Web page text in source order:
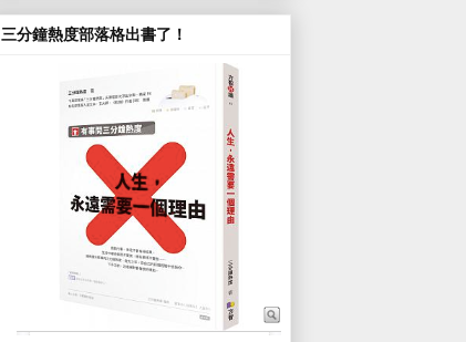
三分鐘熱度部落格出書了！